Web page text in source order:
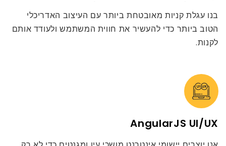
בנו עגלת קניות מאובטחת ביותר עם העיצוב האדריכלי
הטוב ביותר כדי להעשיר את חווית המשתמש ולעודד אותם
לקנות.
AngularJS UI/UX